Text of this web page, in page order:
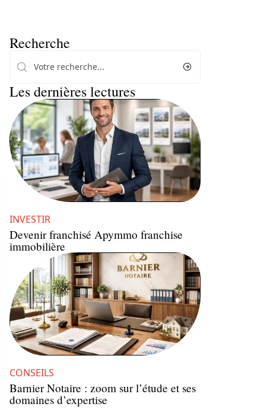
Recherche
Les dernières lectures
INVESTIR
Devenir franchisé Apymmo franchise
immobilière
CONSEILS
Barnier Notaire : zoom sur l’étude et ses
domaines d’expertise